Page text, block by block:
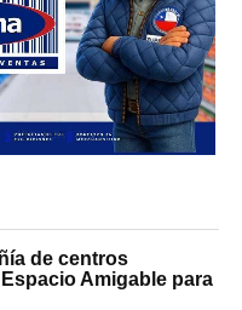
de centros
Amigable para